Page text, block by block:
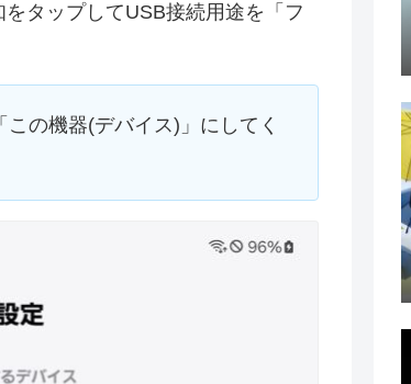
タップしてUSB接続用途を「フ
の機器(デバイス)」にしてく